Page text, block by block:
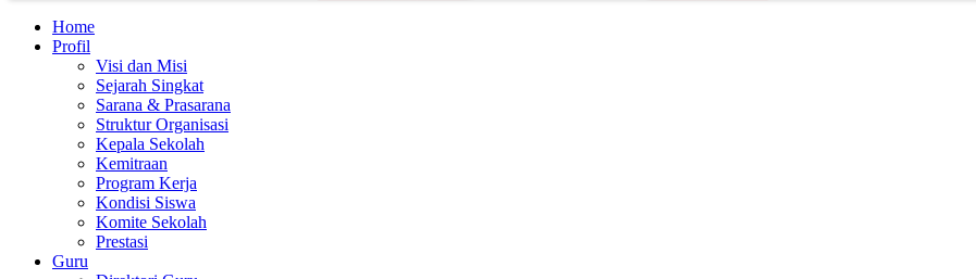
Home
Profil
Visi dan Misi
Sejarah Singkat
Sarana & Prasarana
Struktur Organisasi
Kepala Sekolah
Kemitraan
Program Kerja
Kondisi Siswa
Komite Sekolah
Prestasi
Guru